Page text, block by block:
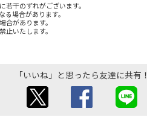
干のずれがございます。
場合があります。
があります。
いたします。
「いいね」と思ったら友達に共有！